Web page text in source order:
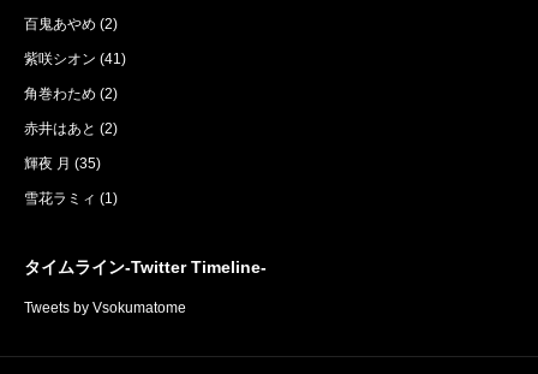
百鬼あやめ (2)
紫咲シオン (41)
角巻わため (2)
赤井はあと (2)
輝夜 月 (35)
雪花ラミィ (1)
タイムライン-Twitter Timeline-
Tweets by Vsokumatome